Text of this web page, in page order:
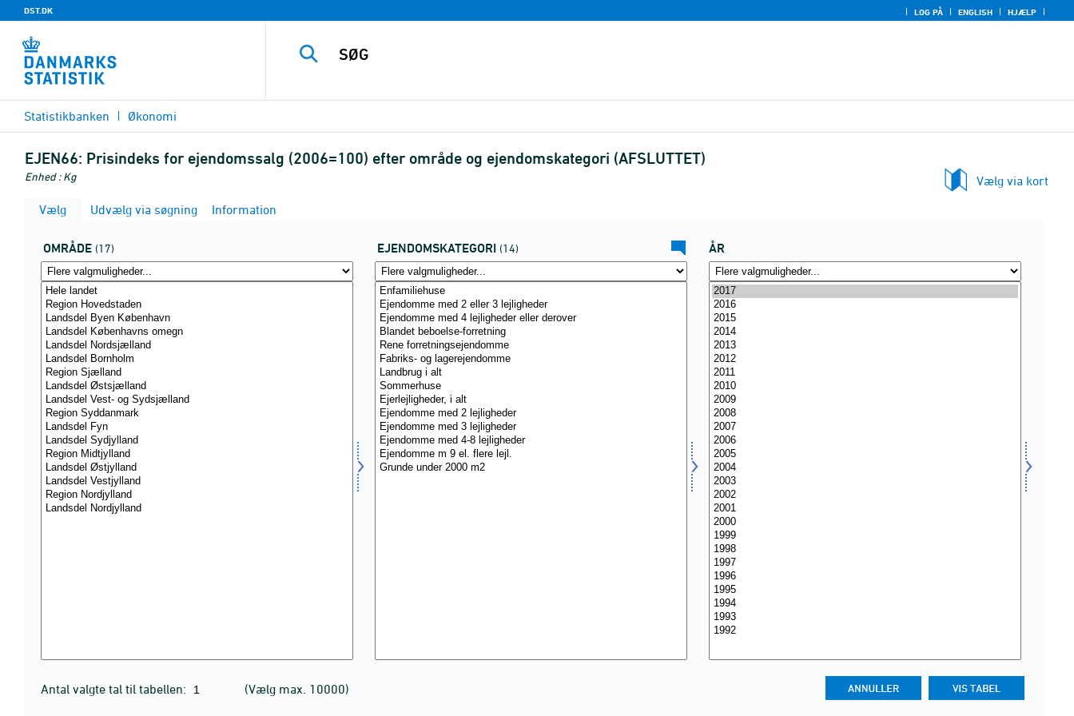
DST.DK LOG PÅ ENGLISH HJÆLP
Statistikbanken Økonomi
EJEN66: Prisindeks for ejendomssalg (2006=100) efter område og ejendomskategori (AFSLUTTET)
Enhed : Kg
Vælg via kort
Vælg
Udvælg via søgning Information
OMRÅDE (17) EJENDOMSKATEGORI (14) ÅR
Antal valgte tal til tabellen: (Vælg max. 10000)